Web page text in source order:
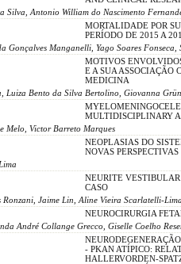
Silva, Antonio William do Nascimento
MORTALIDADE POR
PERÍODO DE 2015 A
Gonçalves Manganelli, Yago Soares
MOTIVOS
E A SUA ASSOCIAÇÃO
MEDICINA
Luiza Bento da Silva Bertolino, Giovanna
MULTIDISCIPLINARY
Melo, Victor Barreto Marques
NEOPLASIAS DO
NOVAS
NEURITE
CASO
Ronzani, Jaime Lin, Aline Vieira Scarlatelli-Lima
NEUROCIRURGIA
André Collange Grecco, Giselle Coelho
- PKAN ATÍPICO:
HALLERVORDEN-